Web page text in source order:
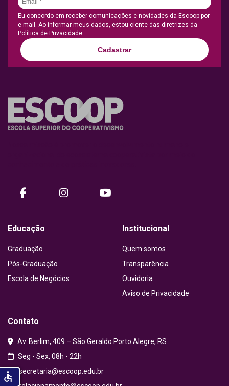
Eu concordo em receber comunicações e novidades da Escoop por
e-mail. Ao informar meus dados, estou ciente das diretrizes da
Política de Privacidade.
Cadastrar
facebookinstagram
Educação
Graduação
Pós-Graduação
Escola de Negócios
Institucional
Quem somos
Transparência
Ouvidoria
Aviso de Privacidade
Contato
Av. Berlim, 409 – São Geraldo Porto Alegre, RS
Seg - Sex, 08h - 22h
secretaria@escoop.edu.br
accessible